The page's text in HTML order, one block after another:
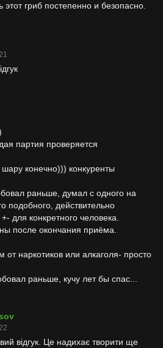
этот гриб постепенно и безопасно.
партия проверяется
конечно))) конкуренты
раньше, думал с одного на
подобного, действительно
для конкретного человека.
после окончания приёма.
от наркотиков или алкаголя- просто
раньше, кучу лет бы спас...
відгук. Це надихає творити ще